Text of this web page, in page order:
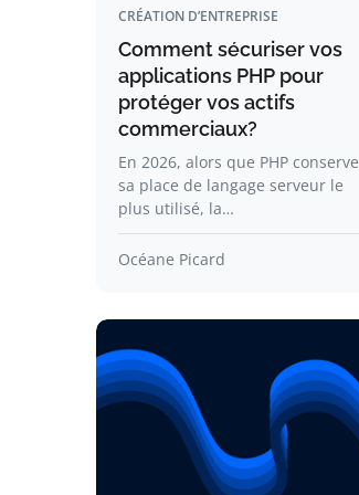
CRÉATION D’ENTREPRISE
Comment sécuriser vos
applications PHP pour
protéger vos actifs
commerciaux?
En 2026, alors que PHP conserve
sa place de langage serveur le
plus utilisé, la…
Océane Picard